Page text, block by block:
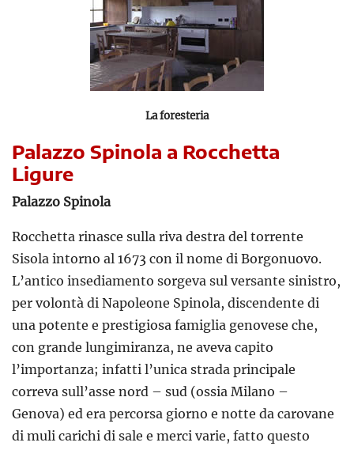
La foresteria
Palazzo Spinola a Rocchetta
Ligure
Palazzo Spinola
Rocchetta rinasce sulla riva destra del torrente
Sisola intorno al 1673 con il nome di Borgonuovo.
L’antico insediamento sorgeva sul versante sinistro,
per volontà di Napoleone Spinola, discendente di
una potente e prestigiosa famiglia genovese che,
con grande lungimiranza, ne aveva capito
l’importanza; infatti l’unica strada principale
correva sull’asse nord – sud (ossia Milano –
Genova) ed era percorsa giorno e notte da carovane
di muli carichi di sale e merci varie, fatto questo